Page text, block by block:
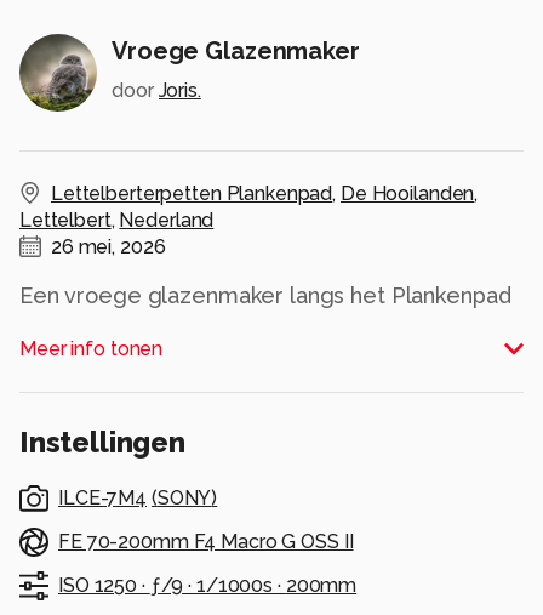
Vroege Glazenmaker
door Joris.
Lettelberterpetten Plankenpad, De Hooilanden,
Lettelbert, Nederland
26 mei, 2026
Een vroege glazenmaker langs het Plankenpad
Meer info tonen
Instellingen
ILCE-7M4 (SONY)
FE 70-200mm F4 Macro G OSS II
ISO 1250 · ƒ/9 · 1/1000s · 200mm